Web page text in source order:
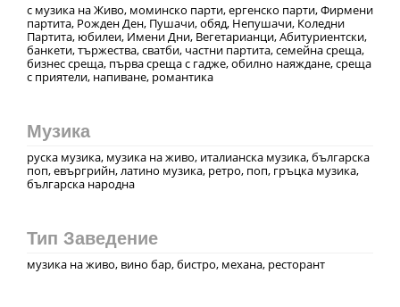
с музика на Живо, моминско парти, ергенско парти, Фирмени
партита, Рожден Ден, Пушачи, обяд, Непушачи, Коледни
Партита, юбилеи, Имени Дни, Вегетарианци, Абитуриентски,
банкети, тържества, сватби, частни партита, семейна среща,
бизнес среща, първа среща с гадже, обилно наяждане, среща
с приятели, напиване, романтика
Музика
руска музика, музика на живо, италианска музика, българска
поп, евъргрийн, латино музика, ретро, поп, гръцка музика,
българска народна
Тип Заведение
музика на живо, вино бар, бистро, механа, ресторант